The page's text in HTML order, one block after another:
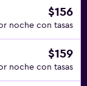
$156
noche con tasas
$159
noche con tasas